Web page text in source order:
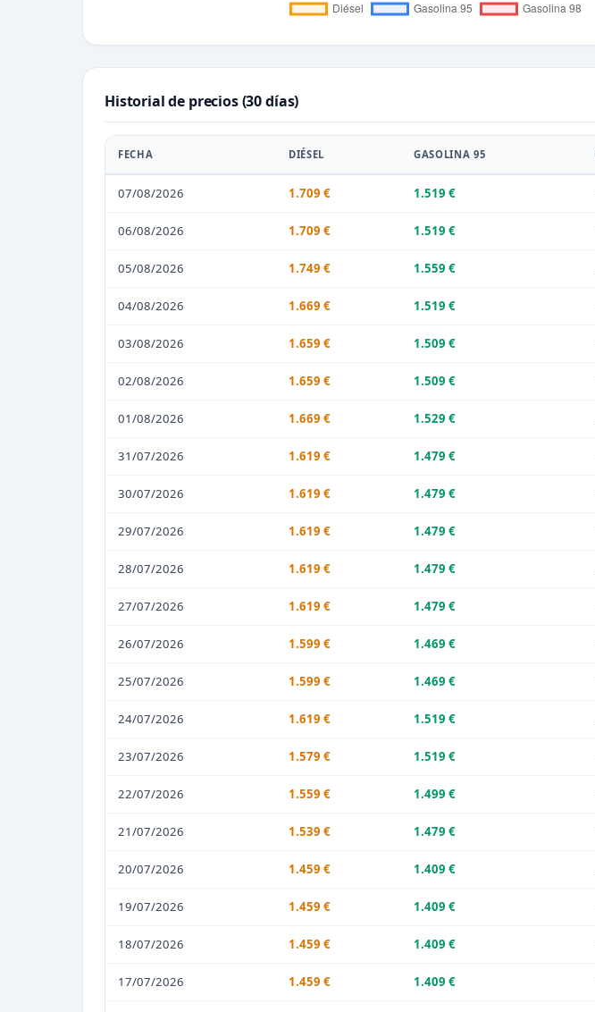
Historial de precios (30 días)
FECHA DIÉSEL GASOLINA 95
07/08/2026 1.709 € 1.519 €
06/08/2026 1.709 € 1.519 €
05/08/2026 1.749 € 1.559 €
04/08/2026 1.669 € 1.519 €
03/08/2026 1.659 € 1.509 €
02/08/2026 1.659 € 1.509 €
01/08/2026 1.669 € 1.529 €
31/07/2026 1.619 € 1.479 €
30/07/2026 1.619 € 1.479 €
29/07/2026 1.619 € 1.479 €
28/07/2026 1.619 € 1.479 €
27/07/2026 1.619 € 1.479 €
26/07/2026 1.599 € 1.469 €
25/07/2026 1.599 € 1.469 €
24/07/2026 1.619 € 1.519 €
23/07/2026 1.579 € 1.519 €
22/07/2026 1.559 € 1.499 €
21/07/2026 1.539 € 1.479 €
20/07/2026 1.459 € 1.409 €
19/07/2026 1.459 € 1.409 €
18/07/2026 1.459 € 1.409 €
17/07/2026 1.459 € 1.409 €